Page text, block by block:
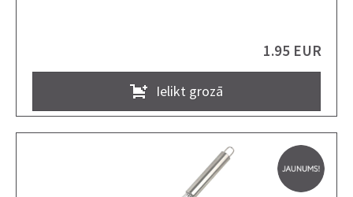
1.95 EUR
Ielikt grozā